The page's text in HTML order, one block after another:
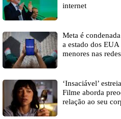
internet
Meta é
a estado dos
menores nas
‘Insaciável’
Filme aborda
relação ao seu